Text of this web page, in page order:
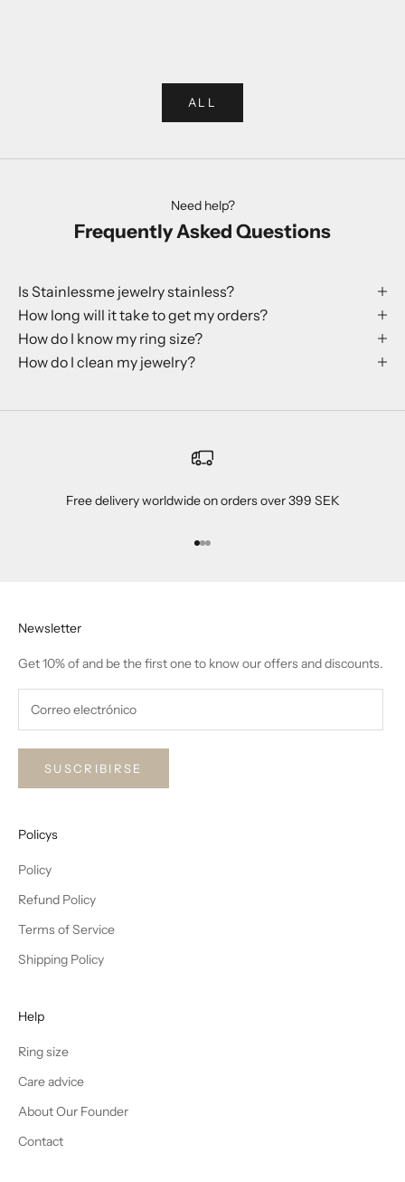
ALL
Need help?
Frequently Asked Questions
Is Stainlessme jewelry stainless?
How long will it take to get my orders?
How do I know my ring size?
How do I clean my jewelry?
Free delivery worldwide on orders over 399 SEK
Ir al artículo 1
Ir al artículo 2
Ir al artículo 3
Newsletter
Get 10% of and be the first one to know our offers and discounts.
SUSCRIBIRSE
Policys
Policy
Refund Policy
Terms of Service
Shipping Policy
Help
Ring size
Care advice
About Our Founder
Contact